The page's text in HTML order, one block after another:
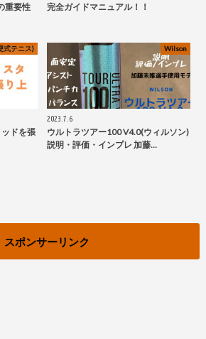
重要性
完全ガイドマニュアル！！
式テニス)
ドを張
Wilson
2023.7.6
ウルトラツアー100 V4.0(ウィルソン)
説明・評価・インプレ 加藤…
スポンサーリンク